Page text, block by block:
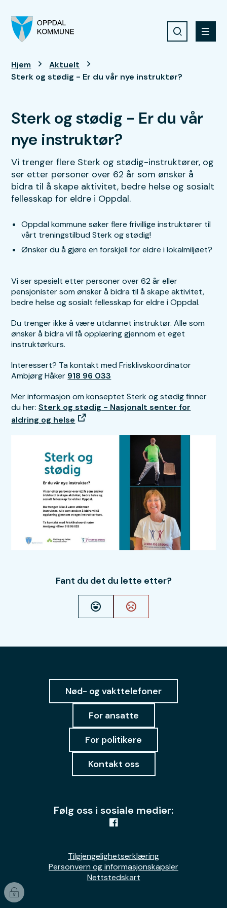
Søk Meny
Du er her:
Hjem
Aktuelt
Sterk og stødig - Er du vår nye instruktør?
Sterk og stødig - Er du vår
nye instruktør?
Vi trenger flere Sterk og stødig-instruktører, og
ser etter personer over 62 år som ønsker å
bidra til å skape aktivitet, bedre helse og sosialt
fellesskap for eldre i Oppdal.
Oppdal kommune søker flere frivillige instruktører til
vårt treningstilbud Sterk og stødig!
Ønsker du å gjøre en forskjell for eldre i lokalmiljøet?
Vi ser spesielt etter personer over 62 år eller
pensjonister som ønsker å bidra til å skape aktivitet,
bedre helse og sosialt fellesskap for eldre i Oppdal.
Du trenger ikke å være utdannet instruktør. Alle som
ønsker å bidra vil få opplæring gjennom et eget
instruktørkurs.
Interessert? Ta kontakt med Frisklivskoordinator
Ambjørg Håker 918 96 033
Mer informasjon om konseptet Sterk og stødig finner
du her:Sterk og stødig - Nasjonalt senter for
aldring og helse
Fant du det du lette etter?
Ja Nei
Nød- og vakttelefoner
For ansatte
For politikere
Kontakt oss
Følg oss i sosiale medier:
Tilgjengelighetserklæring
Personvern og informasjonskapsler
Nettstedskart
I